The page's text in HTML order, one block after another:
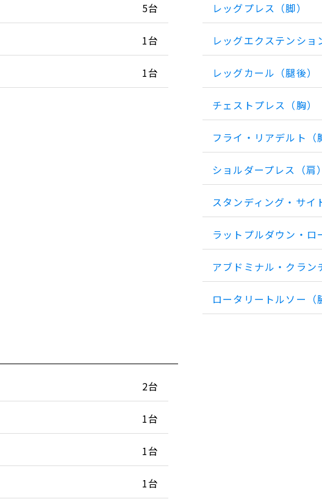
5台
1台
1台
レッグプレス（脚）
レッグエクステンショ
レッグカール（腿後）
チェストプレス（胸）
フライ・リアデルト（
ショルダープレス（肩）
スタンディング・サイ
ラットプルダウン・ロ
アブドミナル・クラン
ロータリートルソー（
2台
1台
1台
1台